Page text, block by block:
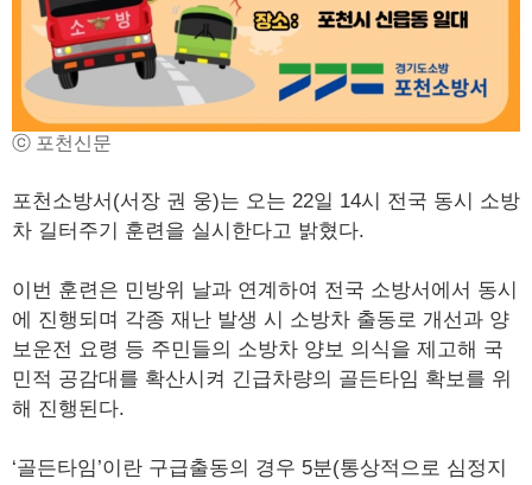
ⓒ 포천신문
포천소방서(서장 권 웅)는 오는 22일 14시 전국 동시 소방
차 길터주기 훈련을 실시한다고 밝혔다.
이번 훈련은 민방위 날과 연계하여 전국 소방서에서 동시
에 진행되며 각종 재난 발생 시 소방차 출동로 개선과 양
보운전 요령 등 주민들의 소방차 양보 의식을 제고해 국
민적 공감대를 확산시켜 긴급차량의 골든타임 확보를 위
해 진행된다.
‘골든타임’이란 구급출동의 경우 5분(통상적으로 심정지